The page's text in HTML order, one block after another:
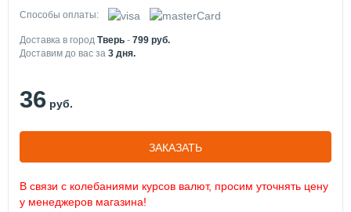
Способы оплаты:
Доставка в город Тверь - 799 руб.
Доставим до вас за 3 дня.
36 руб.
ЗАКАЗАТЬ
В связи с колебаниями курсов валют, просим уточнять цену
у менеджеров магазина!